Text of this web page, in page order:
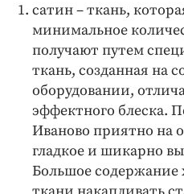
сатин – ткань,
минимальное
получают путем
ткань, созданная на
оборудовании,
эффектного блеска.
Иваново приятно на
гладкое и шикарно
Большое содержание